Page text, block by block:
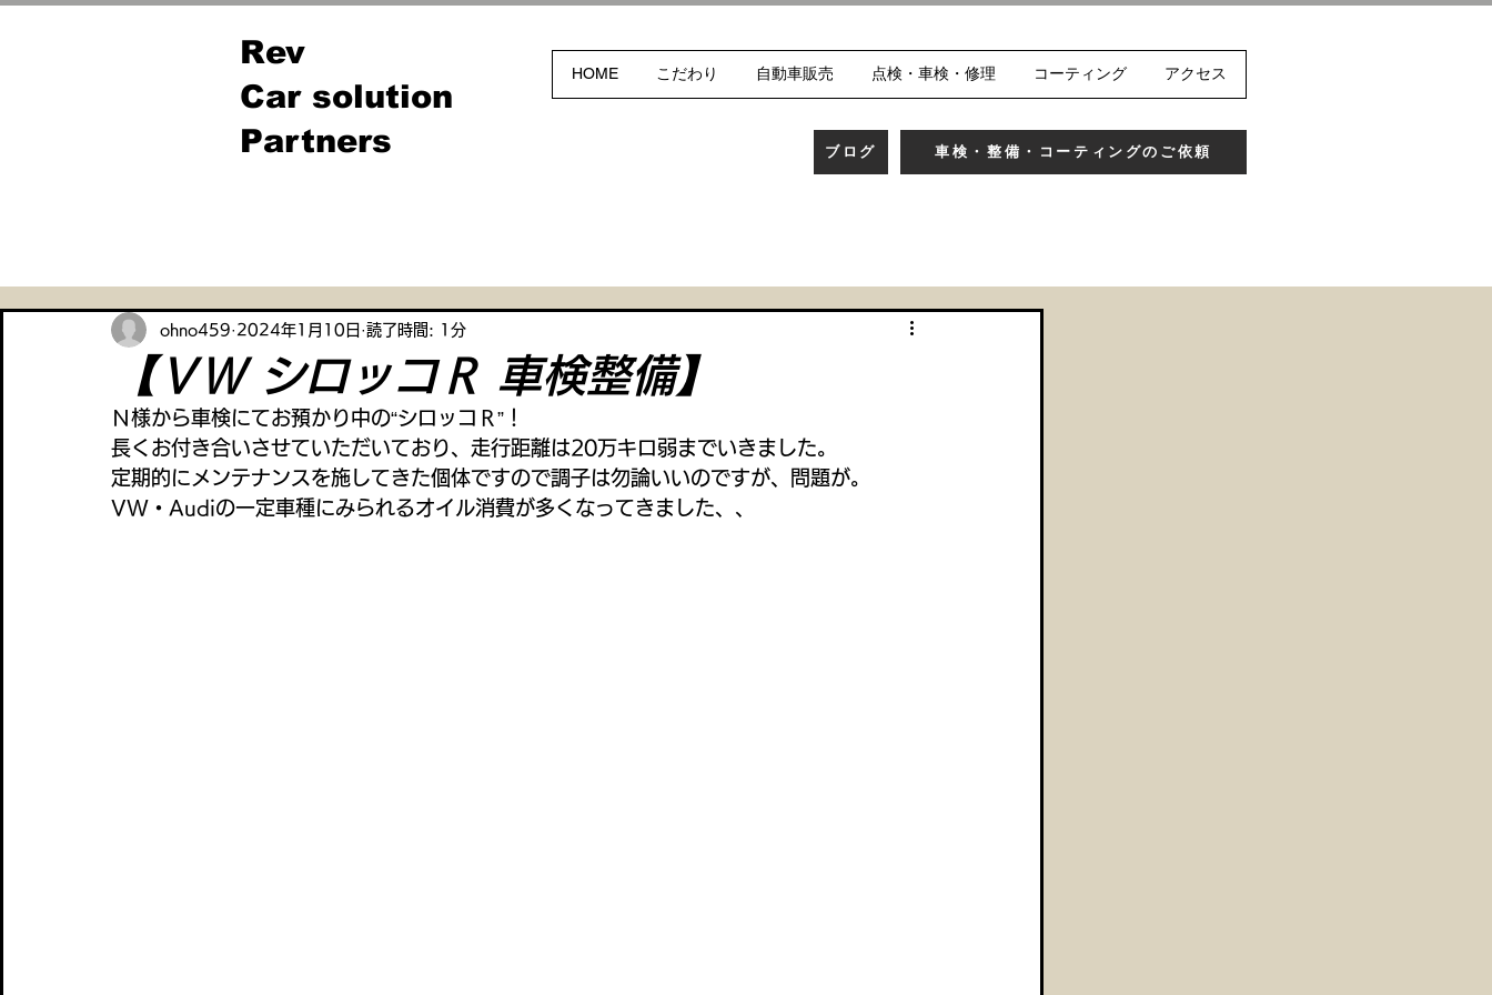
Rev
Car solution
Partners
HOME こだわり 自動車販売 点検・車検・修理 コーティング アクセス
ブログ 車検・整備・コーティングのご依頼
【ＶＷ シロッコＲ 車検整備】
ohno459 2024年1月10日 読了時間: 1分
Ｎ様から車検にてお預かり中の“シロッコＲ”！
長くお付き合いさせていただいており、走行距離は20万キロ弱までいきました。
定期的にメンテナンスを施してきた個体ですので調子は勿論いいのですが、問題が。
VW・Audiの一定車種にみられるオイル消費が多くなってきました、、